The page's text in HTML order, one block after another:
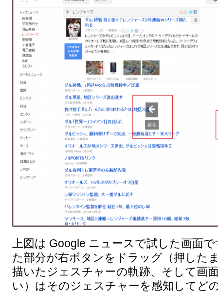
上図は Google ニュースで試した画面
た部分が右ボタンをドラッグ（押した
描いたジェスチャーの軌跡、そして画
い）はそのジェスチャーを感知してど